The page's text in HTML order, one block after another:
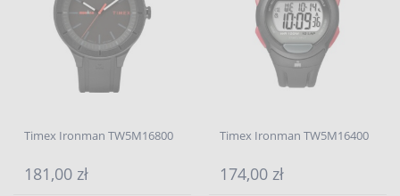
Timex Ironman TW5M16800
181,00 zł
Timex Ironman TW5M16400
174,00 zł